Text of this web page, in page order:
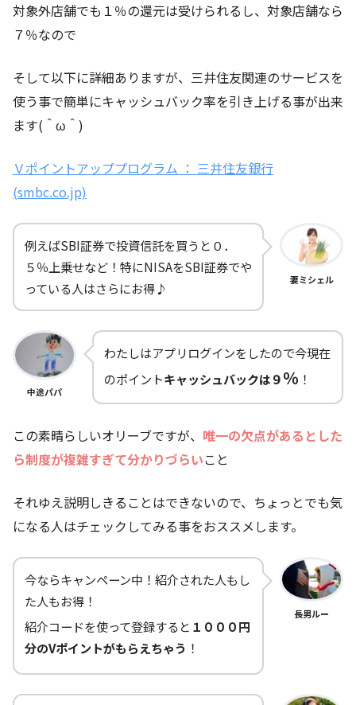
対象外店舗でも１％の還元は受けられるし、対象店舗なら
７％なので
そして以下に詳細ありますが、三井住友関連のサービスを
使う事で簡単にキャッシュバック率を引き上げる事が出来
ます(＾ω＾)
Ｖポイントアッププログラム ： 三井住友銀行
(smbc.co.jp)
例えばSBI証券で投資信託を買うと０．
５％上乗せなど！特にNISAをSBI証券でや
っている人はさらにお得♪
妻ミシェル
中途パパ
わたしはアプリログインをしたので今現在
のポイントキャッシュバックは９％ ！
この素晴らしいオリーブですが、 唯一の欠点があるとした
ら制度が複雑すぎて分かりづらいこと
それゆえ説明しきることはできないので、ちょっとでも気
になる人はチェックしてみる事をおススメします。
今ならキャンペーン中！紹介された人もし
た人もお得！
紹介コードを使って登録すると １０００円
分のVポイントがもらえちゃう ！
長男ルー